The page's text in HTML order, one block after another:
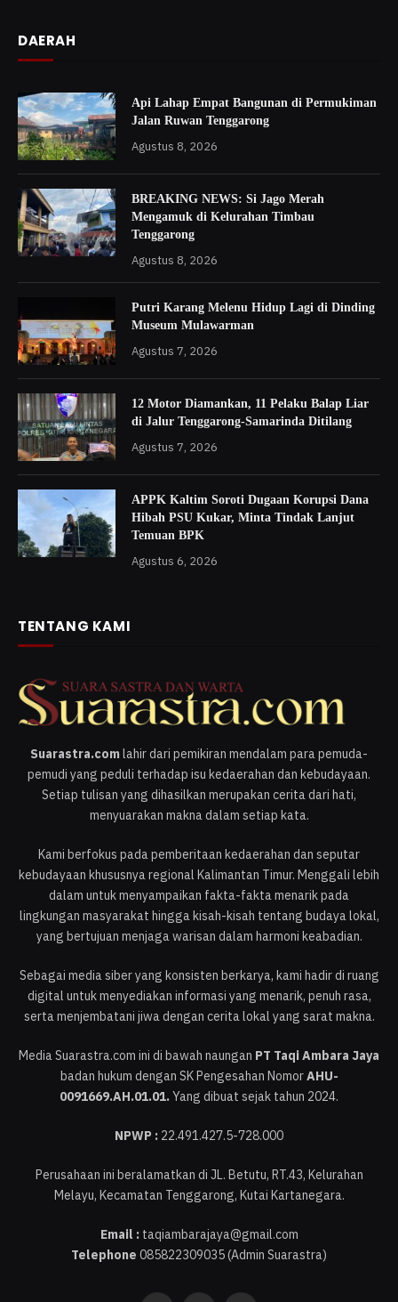
DAERAH
Api Lahap Empat Bangunan di Permukiman
Jalan Ruwan Tenggarong
Agustus 8, 2026
BREAKING NEWS: Si Jago Merah
Mengamuk di Kelurahan Timbau
Tenggarong
Agustus 8, 2026
Putri Karang Melenu Hidup Lagi di Dinding
Museum Mulawarman
Agustus 7, 2026
12 Motor Diamankan, 11 Pelaku Balap Liar
di Jalur Tenggarong-Samarinda Ditilang
Agustus 7, 2026
APPK Kaltim Soroti Dugaan Korupsi Dana
Hibah PSU Kukar, Minta Tindak Lanjut
Temuan BPK
Agustus 6, 2026
TENTANG KAMI
Suarastra.comlahir dari pemikiran mendalam para pemuda-
pemudi yang peduli terhadap isu kedaerahan dan kebudayaan.
Setiap tulisan yang dihasilkan merupakan cerita dari hati,
menyuarakan makna dalam setiap kata.
Kami berfokus pada pemberitaan kedaerahan dan seputar
kebudayaan khususnya regional Kalimantan Timur. Menggali lebih
dalam untuk menyampaikan fakta-fakta menarik pada
lingkungan masyarakat hingga kisah-kisah tentang budaya lokal,
yang bertujuan menjaga warisan dalam harmoni keabadian.
Sebagai media siber yang konsisten berkarya, kami hadir di ruang
digital untuk menyediakan informasi yang menarik, penuh rasa,
serta menjembatani jiwa dengan cerita lokal yang sarat makna.
Media Suarastra.com ini di bawah naungan PT Taqi Ambara Jaya
badan hukum dengan SK Pengesahan NomorAHU-
0091669.AH.01.01.Yang dibuat sejak tahun 2024.
NPWP : 22.491.427.5-728.000
Perusahaan ini beralamatkan di JL. Betutu, RT.43, Kelurahan
Melayu, Kecamatan Tenggarong, Kutai Kartanegara.
Email :taqiambarajaya@gmail.com
Telephone 085822309035 (Admin Suarastra)